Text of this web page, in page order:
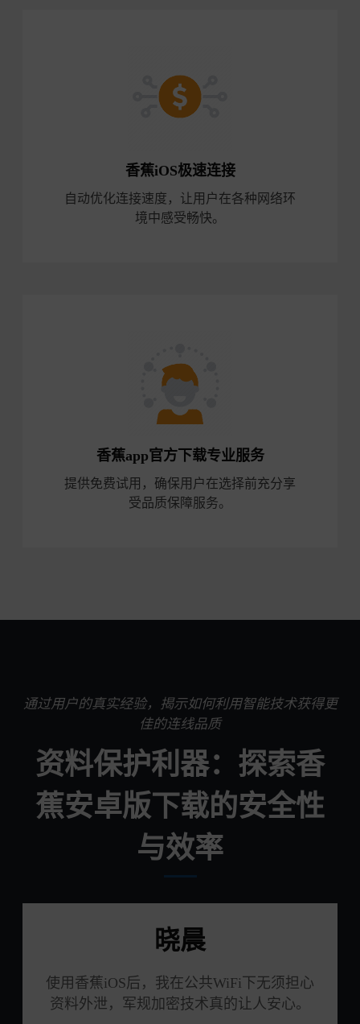
香蕉iOS极速连接
自动优化连接速度，让用户在各种网络环
境中感受畅快。
香蕉app官方下载专业服务
提供免费试用，确保用户在选择前充分享
受品质保障服务。
通过用户的真实经验，揭示如何利用智能技术获得更
佳的连线品质
资料保护利器：探索香
蕉安卓版下载的安全性
与效率
晓晨
使用香蕉iOS后，我在公共WiFi下无须担心
资料外泄，军规加密技术真的让人安心。